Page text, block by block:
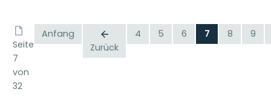
Seite
7
von
32
Anfang
Zurück
4 5 6 7 8 9